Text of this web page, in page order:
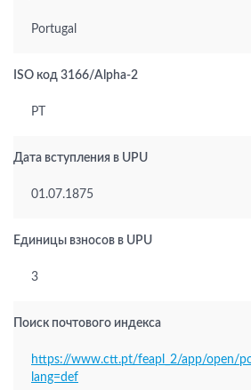
Portugal
ISO код 3166/Alpha-2
PT
Дата вступления в UPU
01.07.1875
Единицы взносов в UPU
3
Поиск почтового индекса
https://www.ctt.pt/feapl_2/app/open/
lang=def